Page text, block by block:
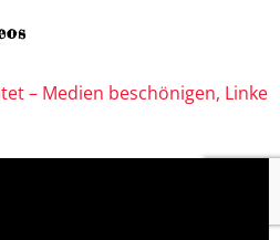
– Medien beschönigen, Linke